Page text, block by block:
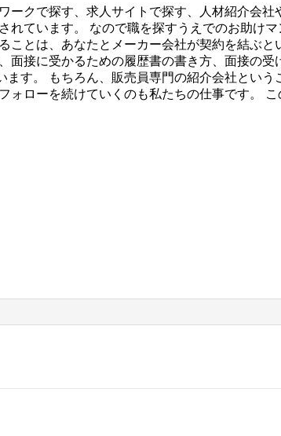
クで探す、求人サイトで探す、人材紹介会社
ています。 なので職を探すうえでのお助け
とは、あなたとメーカー会社が契約を結ぶと
接に受かるための履歴書の書き方、面接の受
す。 もちろん、販売員専門の紹介会社という
ローを続けていくのも私たちの仕事です。